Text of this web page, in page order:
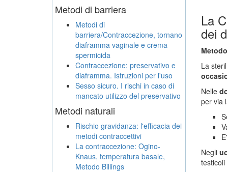
La
dei
La
Nelle
per via
Negli
Metodi di barriera
Metodi di
barriera/Contraccezione, tornano
diaframma vaginale e crema
spermicida
Contraccezione: preservativo e
diaframma. Istruzioni per l'uso
Sesso sicuro. I rischi in caso di
mancato utilizzo del preservativo
Metodi naturali
Rischio gravidanza: l'efficacia dei
metodi contraccettivi
La contraccezione: Ogino-
Knaus, temperatura basale,
Metodo Billings